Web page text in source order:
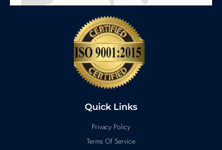
Quick Links
Privacy Policy
Terms Of Service